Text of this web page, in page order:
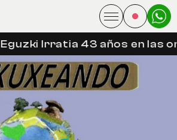
Eguzki Irratia 43 años en las